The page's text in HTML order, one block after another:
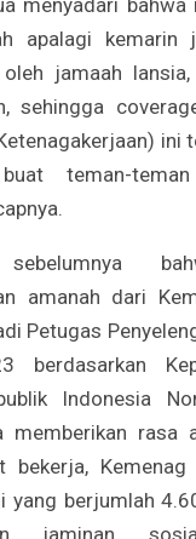
menyadari
apalagi kemarin
jamaah
sehingga
ini
teman-
sebelumnya
amanah dari
Petugas
berdasarkan
Indonesia
memberikan rasa
bekerja, Kemenag
yang berjumlah